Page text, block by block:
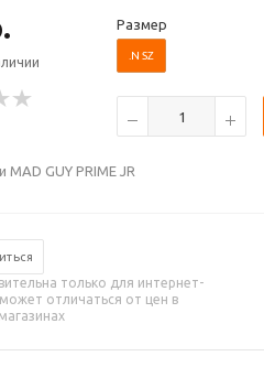
Размер
.N SZ
GUY PRIME JR
только для интернет-
отличаться от цен в